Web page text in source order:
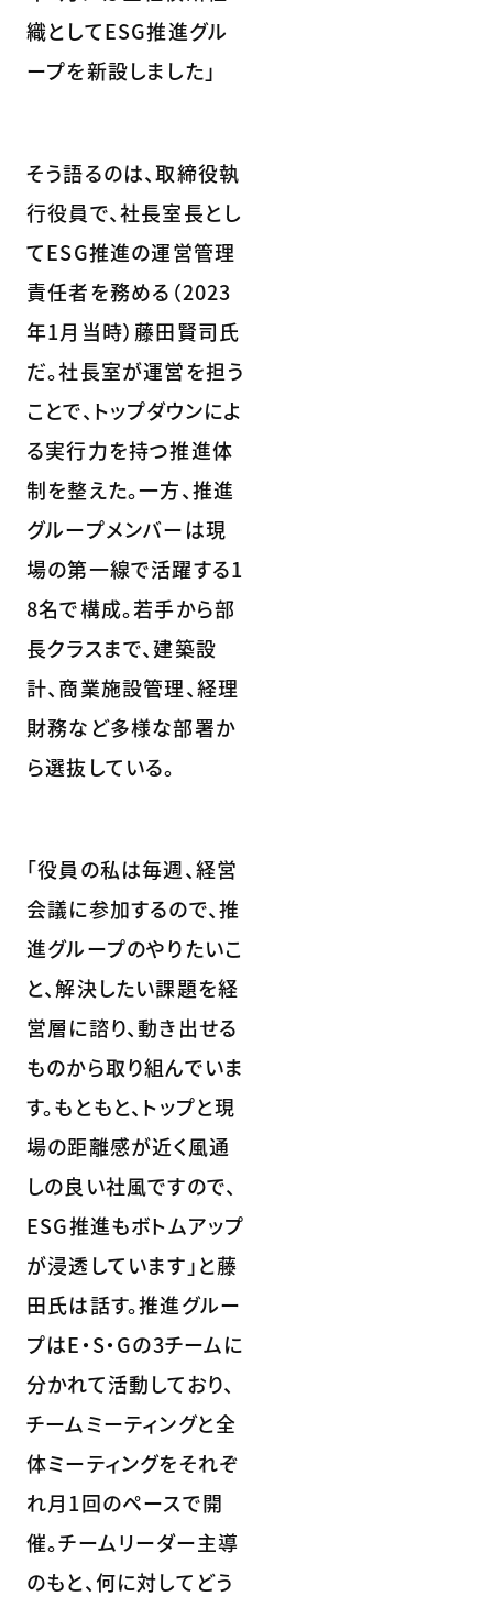
織としてESG推進グル
ープを新設しました」
そう語るのは、取締役執
行役員で、社長室長とし
てESG推進の運営管理
責任者を務める（2023
年1月当時）藤田賢司氏
だ。社長室が運営を担う
ことで、トップダウンによ
る実行力を持つ推進体
制を整えた。一方、推進
グループメンバーは現
場の第一線で活躍する1
8名で構成。若手から部
長クラスまで、建築設
計、商業施設管理、経理
財務など多様な部署か
ら選抜している。
「役員の私は毎週、経営
会議に参加するので、推
進グループのやりたいこ
と、解決したい課題を経
営層に諮り、動き出せる
ものから取り組んでいま
す。もともと、トップと現
場の距離感が近く風通
しの良い社風ですので、
ESG推進もボトムアップ
が浸透しています」と藤
田氏は話す。推進グルー
プはE・S・Gの3チームに
分かれて活動しており、
チームミーティングと全
体ミーティングをそれぞ
れ月1回のペースで開
催。チームリーダー主導
のもと、何に対してどう